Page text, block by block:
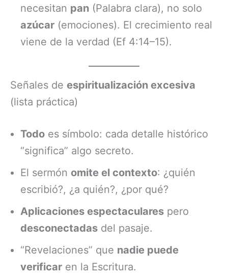
necesitan pan (Palabra clara), no solo
azúcar (emociones). El crecimiento real
viene de la verdad (Ef 4:14–15).
Señales de espiritualización excesiva
(lista práctica)
Todo es símbolo: cada detalle histórico
“significa” algo secreto.
El sermón omite el contexto: ¿quién
escribió?, ¿a quién?, ¿por qué?
Aplicaciones espectaculares pero
desconectadas del pasaje.
“Revelaciones” que nadie puede
verificar en la Escritura.